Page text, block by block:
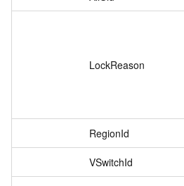
LockReason
RegionId
VSwitchId